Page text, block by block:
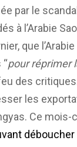
par le
à l’Arabie
que
pour réprimer
des
les
Ce
déboucher